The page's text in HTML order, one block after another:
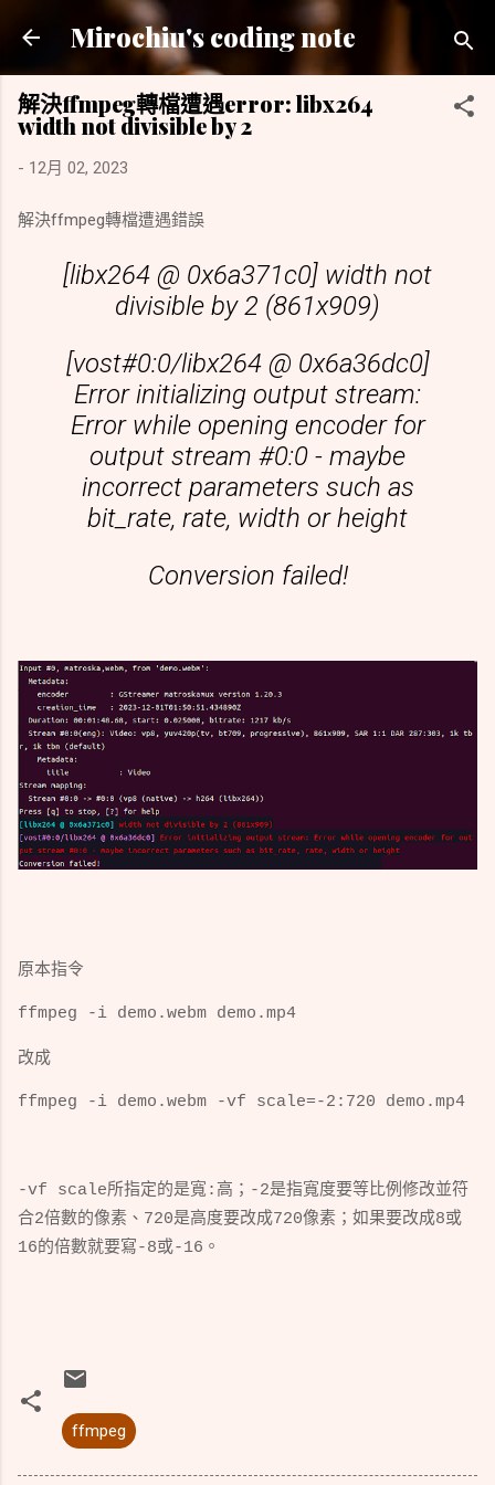
跳到主要內容
Mirochiu's coding note
解決ffmpeg轉檔遭遇error: libx264
width not divisible by 2
- 12月 02, 2023
解決ffmpeg轉檔遭遇錯誤
[libx264 @ 0x6a371c0] width not
divisible by 2 (861x909)
[vost#0:0/libx264 @ 0x6a36dc0]
Error initializing output stream:
Error while opening encoder for
output stream #0:0 - maybe
incorrect parameters such as
bit_rate, rate, width or height
Conversion failed!
原本指令
ffmpeg -i demo.webm demo.mp4
改成
ffmpeg -i demo.webm -vf scale=-2:720 demo.mp4
-vf scale所指定的是寬:高； -2是指寬度要等比例修改並符
合2倍數的像素、720是高度要改成720像素；如果要改成8或
16的倍數就要寫-8或-16。
ffmpeg